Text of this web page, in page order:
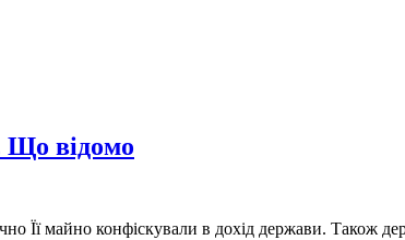
Що відомо
Її майно конфіскували в дохід держави. Також